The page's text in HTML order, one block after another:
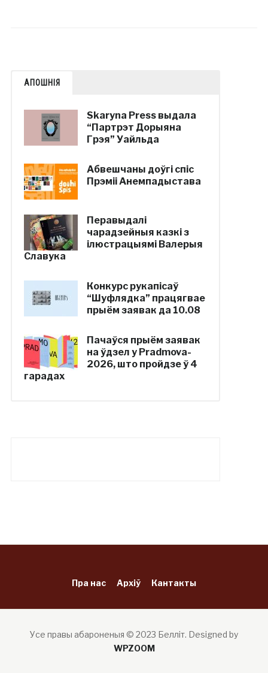
АПОШНІЯ
Skaryna Press выдала
“Партрэт Дорыяна
Грэя” Уайльда
Абвешчаны доўгі спіс
Прэміі Анемпадыстава
Перавыдалі
чарадзейныя казкі з
ілюстрацыямі Валерыя
Славука
Конкурс рукапісаў
“Шуфлядка” працягвае
прыём заявак да 10.08
Пачаўся прыём заявак
на ўдзел у Pradmova-
2026, што пройдзе ў 4
гарадах
Пра нас Архіў Кантакты
Усе правы абароненыя © 2023 Белліт. Designed by
WPZOOM